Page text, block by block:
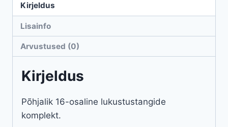
Kirjeldus
Lisainfo
Arvustused (0)
Kirjeldus
Põhjalik 16-osaline lukustustangide
komplekt.